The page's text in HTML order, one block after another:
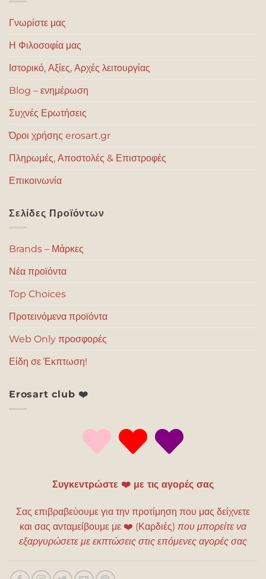
Γνωρίστε μας
Η Φιλοσοφία μας
Ιστορικό, Αξίες, Αρχές λειτουργίας
Blog – ενημέρωση
Συχνές Ερωτήσεις
Όροι χρήσης erosart.gr
Πληρωμές, Αποστολές & Επιστροφές
Επικοινωνία
Σελίδες Προϊόντων
Brands – Μάρκες
Νέα προϊόντα
Top Choices
Προτεινόμενα προϊόντα
Web Only προσφορές
Είδη σε Έκπτωση!
Erosart club ❤️
Συγκεντρώστε ❤️ με τις αγορές σας
Σας επιβραβεύουμε για την προτίμηση που μας δείχνετε
και σας ανταμείβουμε με ❤️ (Καρδιές) που μπορείτε να
εξαργυρώσετε με εκπτώσεις στις επόμενες αγορές σας